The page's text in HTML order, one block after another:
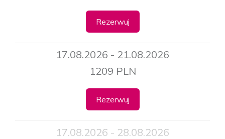
Rezerwuj
17.08.2026 - 21.08.2026
1209 PLN
Rezerwuj
17.08.2026 - 28.08.2026